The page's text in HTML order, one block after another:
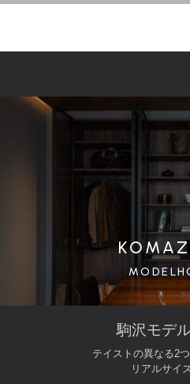
駒沢モデ
テイストの異なる2
リアルサイ